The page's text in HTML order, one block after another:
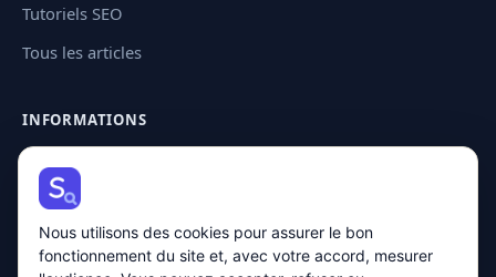
Tutoriels SEO
Tous les articles
INFORMATIONS
Contact
Plan de site
Mentions légales
Nous utilisons des cookies pour assurer le bon
fonctionnement du site et, avec votre accord, mesurer